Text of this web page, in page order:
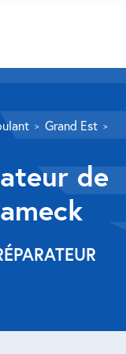
Grand Est
de